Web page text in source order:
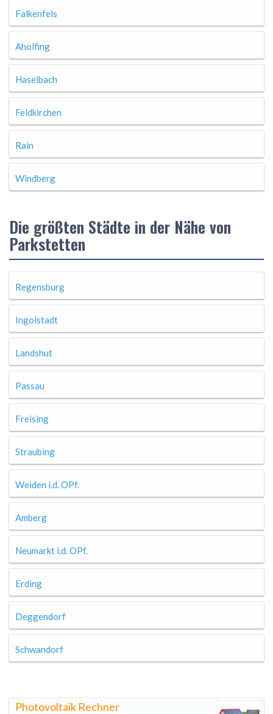
Falkenfels
Aholfing
Haselbach
Feldkirchen
Rain
Windberg
Die größten Städte in der Nähe von
Parkstetten
Regensburg
Ingolstadt
Landshut
Passau
Freising
Straubing
Weiden i.d. OPf.
Amberg
Neumarkt i.d. OPf.
Erding
Deggendorf
Schwandorf
Photovoltaik Rechner